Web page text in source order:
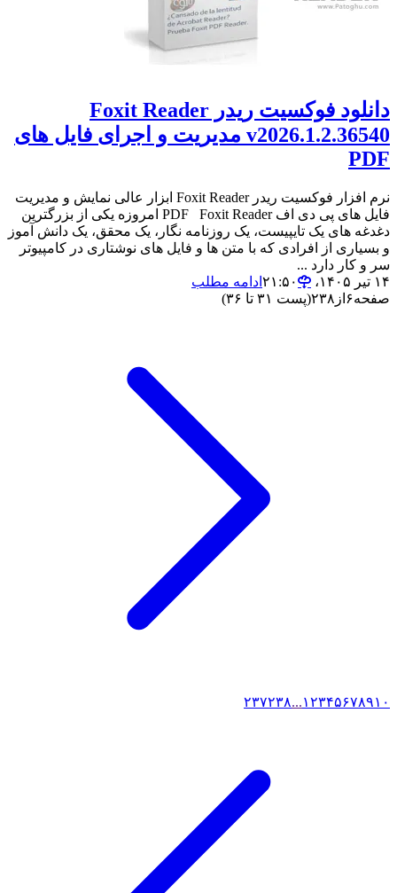
دانلود فوکسیت ریدر Foxit Reader
v2026.1.2.36540 مدیریت و اجرای فایل های
PDF
نرم افزار فوکسیت ریدر Foxit Reader ابزار عالی نمایش و مدیریت
فایل های پی دی اف PDF Foxit Reader امروزه یکی از بزرگترین
دغدغه های یک تایپیست، یک روزنامه نگار، یک محقق، یک دانش آموز
و بسیاری از افرادی که با متن ها و فایل های نوشتاری در کامپیوتر
سر و کار دارد ...
۱۴ تیر ۱۴۰۵،‏ ۲۱:۵۰
ادامه مطلب
صفحه۶ از ۲۳۸(پست ۳۱ تا ۳۶)
۱۲۳۴۵۶۷۸۹۱۰ ... ۲۳۷۲۳۸